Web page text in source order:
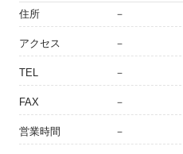
住所 －
アクセス －
TEL －
FAX －
営業時間 －